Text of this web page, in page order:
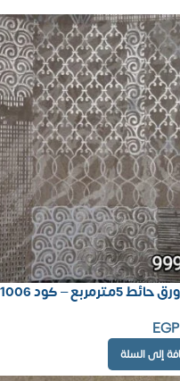
– كود 99971006
EGP
إلى السلة